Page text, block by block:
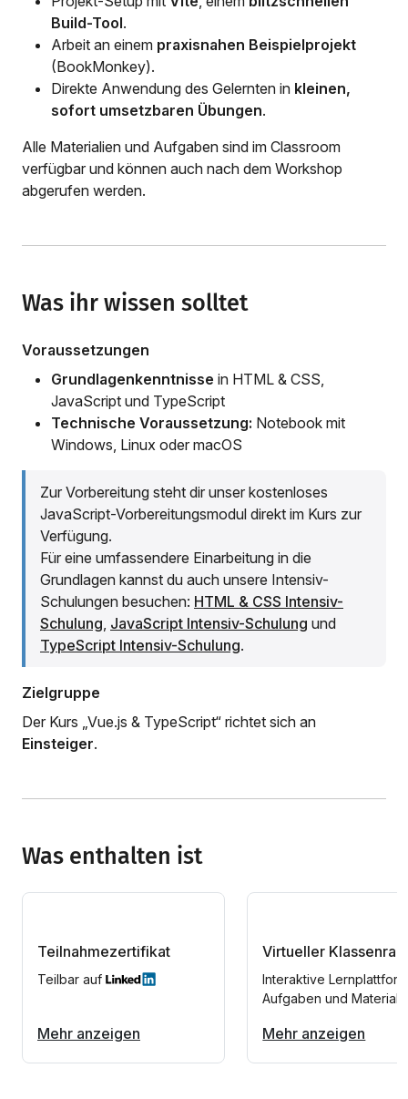
Build-Tool.
Arbeit an einem praxisnahen Beispielprojekt
(BookMonkey).
Direkte Anwendung des Gelernten in kleinen,
sofort umsetzbaren Übungen.
Alle Materialien und Aufgaben sind im Classroom
verfügbar und können auch nach dem Workshop
abgerufen werden.
Was ihr wissen solltet
Voraussetzungen
Grundlagenkenntnisse in HTML & CSS,
JavaScript und TypeScript
Technische Voraussetzung: Notebook mit
Windows, Linux oder macOS
Zur Vorbereitung steht dir unser kostenloses
JavaScript-Vorbereitungsmodul direkt im Kurs zur
Verfügung.
Für eine umfassendere Einarbeitung in die
Grundlagen kannst du auch unsere Intensiv-
Schulungen besuchen: HTML & CSS Intensiv-
Schulung JavaScript Intensiv-Schulung und
TypeScript Intensiv-Schulung.
Zielgruppe
Der Kurs „Vue.js & TypeScript“ richtet sich an
Einsteiger.
Was enthalten ist
Teilnahmezertifikat
Teilbar auf
Mehr anzeigen
Virtueller
Interaktive
Aufgaben und
Mehr anzeigen